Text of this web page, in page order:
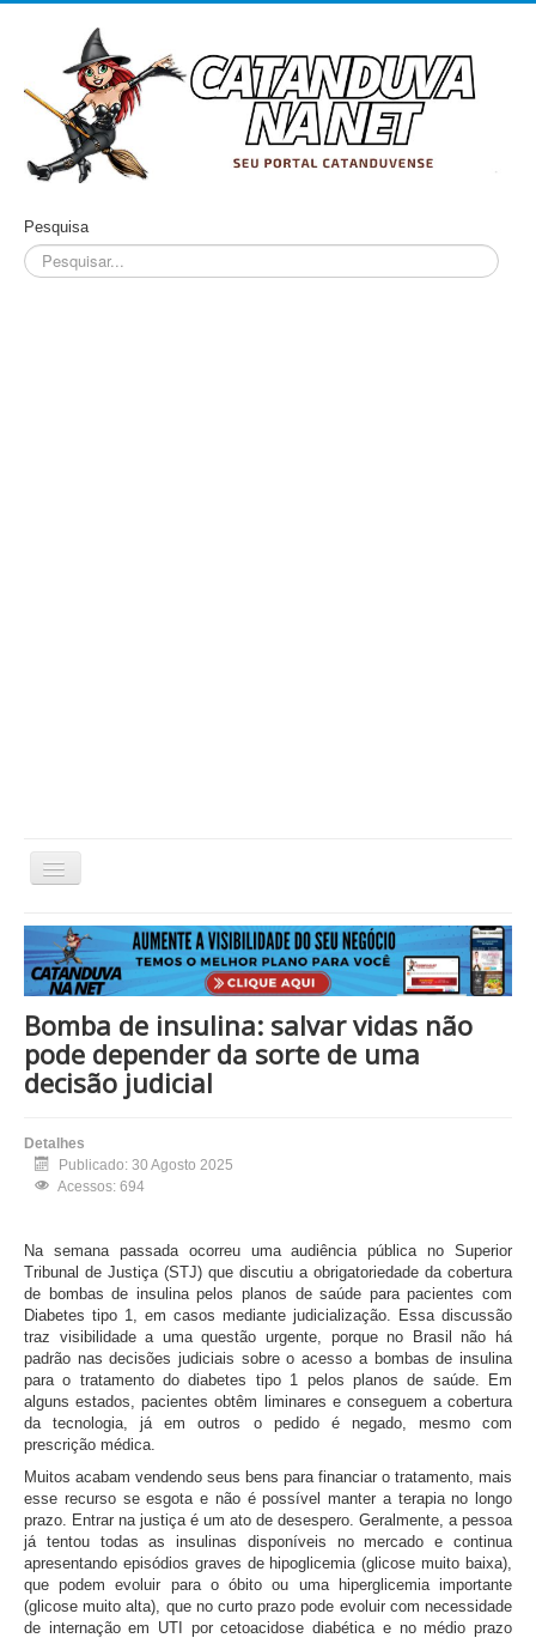
Pesquisa
Alternar
Home Cidade Cultura Economia Educação
Esportes Eventos Filmes em Cartaz Região
Política Saúde Tecnologia Cinema / Série / TV
Nacional / Mundo Vida / Estilo Artigo / Coluna
Bomba de insulina: salvar vidas não
pode depender da sorte de uma
decisão judicial
Detalhes
Publicado: 30 Agosto 2025
Acessos: 694
Na semana passada ocorreu uma audiência pública no Superior
Tribunal de Justiça (STJ) que discutiu a obrigatoriedade da cobertura
de bombas de insulina pelos planos de saúde para pacientes com
Diabetes tipo 1, em casos mediante judicialização. Essa discussão
traz visibilidade a uma questão urgente, porque no Brasil não há
padrão nas decisões judiciais sobre o acesso a bombas de insulina
para o tratamento do diabetes tipo 1 pelos planos de saúde. Em
alguns estados, pacientes obtêm liminares e conseguem a cobertura
da tecnologia, já em outros o pedido é negado, mesmo com
prescrição médica.
Muitos acabam vendendo seus bens para financiar o tratamento, mais
esse recurso se esgota e não é possível manter a terapia no longo
prazo. Entrar na justiça é um ato de desespero. Geralmente, a pessoa
já tentou todas as insulinas disponíveis no mercado e continua
apresentando episódios graves de hipoglicemia (glicose muito baixa),
que podem evoluir para o óbito ou uma hiperglicemia importante
(glicose muito alta), que no curto prazo pode evoluir com necessidade
de internação em UTI por cetoacidose diabética e no médio prazo